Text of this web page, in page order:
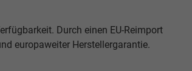
Durch einen EU-Reimport
europaweiter Herstellergarantie.